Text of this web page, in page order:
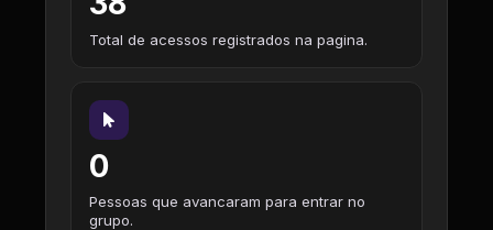
Total de acessos registrados na pagina.
0
Pessoas que avancaram para entrar no
grupo.